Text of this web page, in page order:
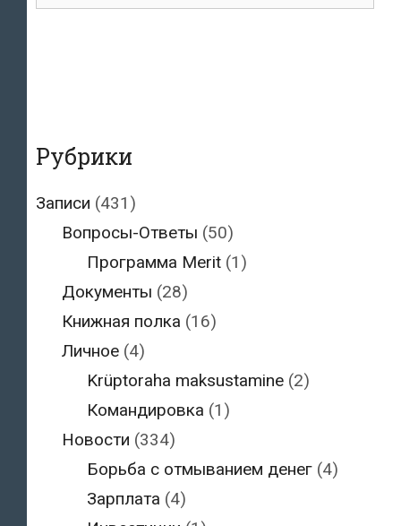
Рубрики
Записи (431)
Вопросы-Ответы (50)
Программа Merit (1)
Документы (28)
Книжная полка (16)
Личное(4)
Krüptoraha maksustamine (2)
Командировка (1)
Новости (334)
Борьба с отмыванием денег (4)
Зарплата (4)